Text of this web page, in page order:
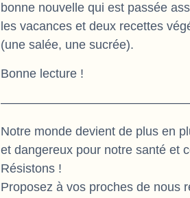
bonne nouvelle qui est passée
les vacances et deux recettes
(une salée, une sucrée).
Bonne lecture !
Notre monde devient de plus en
et dangereux pour notre santé et
Résistons !
Proposez à vos proches de nous